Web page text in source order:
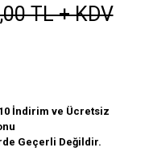
TL + KDV
İndirim ve Ücretsiz
Geçerli Değildir.